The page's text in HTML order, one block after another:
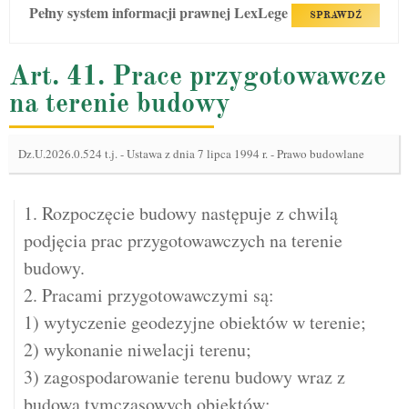
Pełny system informacji prawnej LexLege SPRAWDŹ
Art. 41. Prace przygotowawcze
na terenie budowy
Dz.U.2026.0.524 t.j.-Ustawa z dnia 7 lipca 1994 r. - Prawo budowlane
1. Rozpoczęcie budowy następuje z chwilą
podjęcia prac przygotowawczych na terenie
budowy.
2. Pracami przygotowawczymi są:
1) wytyczenie geodezyjne obiektów w terenie;
2) wykonanie niwelacji terenu;
3) zagospodarowanie terenu budowy wraz z